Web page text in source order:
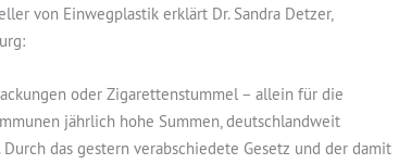
von Einwegplastik erklärt Dr. Sandra Detzer,
oder Zigarettenstummel – allein für die
jährlich hohe Summen, deutschlandweit
das gestern verabschiedete Gesetz und der damit